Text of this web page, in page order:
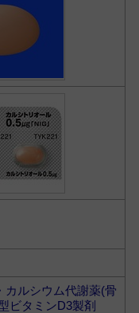
カルシウム代謝薬(骨
ビタミンD3製剤